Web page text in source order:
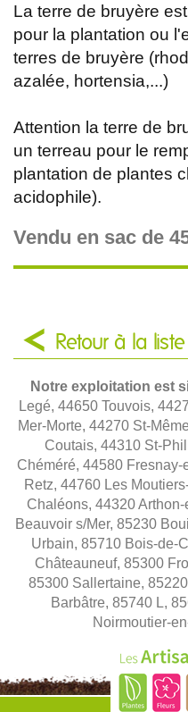
La terre de bruyère
pour la plantation ou
terres de bruyère
azalée, hortensia,...)
Attention la terre de
un terreau pour le
plantation de plantes
acidophile).
Vendu en sac de
Retour à la liste
Notre exploitation est
Legé, 44650 Touvois,
Mer-Morte, 44270 St-
Coutais, 44310 St-
Chéméré, 44580
Retz, 44760 Les
Chaléons, 44320
Beauvoir s/Mer, 85230
Urbain, 85710 Bois-de-
Châteauneuf, 85300
85300 Sallertaine,
Barbâtre, 85740 L,
Noirmoutier-